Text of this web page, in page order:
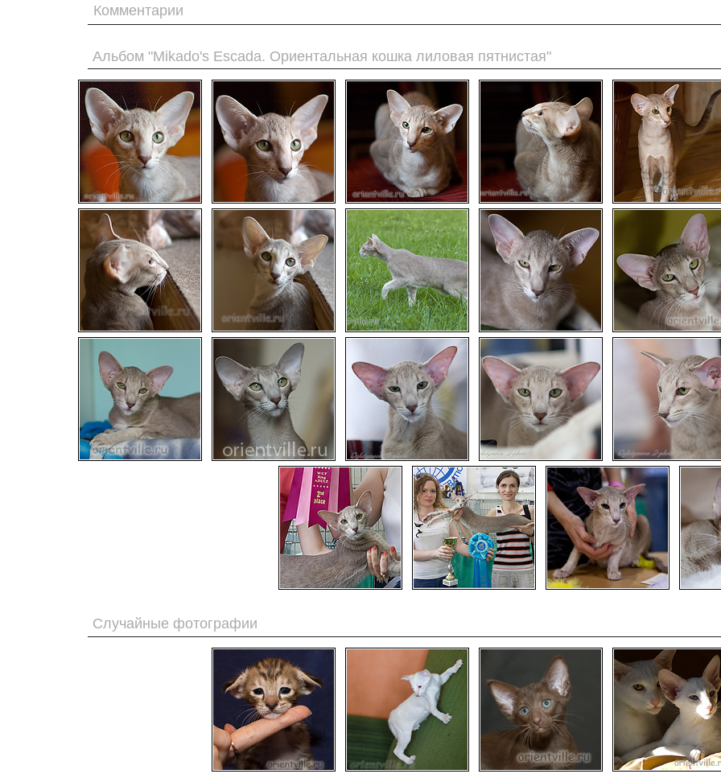
Комментарии
Альбом "Mikado's Escada. Ориентальная кошка лиловая пятнистая"
Случайные фотографии